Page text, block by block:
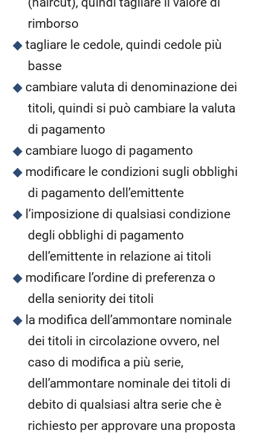
rimborso
tagliare le cedole, quindi cedole più
basse
cambiare valuta di denominazione dei
titoli, quindi si può cambiare la valuta
di pagamento
cambiare luogo di pagamento
modificare le condizioni sugli obblighi
di pagamento dell’emittente
l’imposizione di qualsiasi condizione
degli obblighi di pagamento
dell’emittente in relazione ai titoli
modificare l’ordine di preferenza o
della seniority dei titoli
la modifica dell’ammontare nominale
dei titoli in circolazione ovvero, nel
caso di modifica a più serie,
dell’ammontare nominale dei titoli di
debito di qualsiasi altra serie che è
richiesto per approvare una proposta